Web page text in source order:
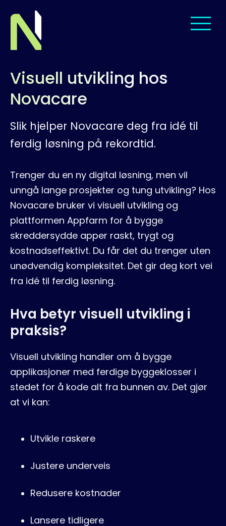
Tjenester
Om oss
Jobb hos oss
Blogg
Visuell utvikling hos
Novacare
Slik hjelper Novacare deg fra idé til
ferdig løsning på rekordtid.
Trenger du en ny digital løsning, men vil
unngå lange prosjekter og tung utvikling? Hos
Novacare bruker vi visuell utvikling og
plattformen Appfarm for å bygge
skreddersydde apper raskt, trygt og
kostnadseffektivt. Du får det du trenger uten
unødvendig kompleksitet. Det gir deg kort vei
fra idé til ferdig løsning.
Hva betyr visuell utvikling i
praksis?
Visuell utvikling handler om å bygge
applikasjoner med ferdige byggeklosser i
stedet for å kode alt fra bunnen av. Det gjør
at vi kan:
Utvikle raskere
Justere underveis
Redusere kostnader
Lansere tidligere